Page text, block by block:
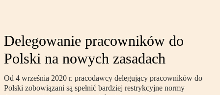
Delegowanie pracowników do
Polski na nowych zasadach
Od 4 września 2020 r. pracodawcy delegujący pracowników do
Polski zobowiązani są spełnić bardziej restrykcyjne normy